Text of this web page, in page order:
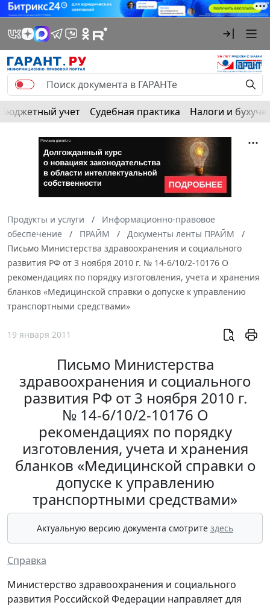
Бюджетный учет Судебная практика Налоги и
Продукты и услуги
Информационно-правовое
обеспечение
ПРАЙМ
Документы ленты ПРАЙМ
Письмо Министерства здравоохранения и социального
развития РФ от 3 ноября 2010 г. № 14-6/10/2-10176 О
рекомендациях по порядку изготовления, учета и хранения
бланков «Медицинской справки о допуске к управлению
транспортными средствами»
19 января 2011
Письмо Министерства
здравоохранения и социального
развития РФ от 3 ноября 2010 г.
№ 14-6/10/2-10176 О
рекомендациях по порядку
изготовления, учета и хранения
бланков «Медицинской справки о
допуске к управлению
транспортными средствами»
Актуальную версию документа смотрите здесь
Справка
Министерство здравоохранения и социального
развития Российской Федерации направляет для